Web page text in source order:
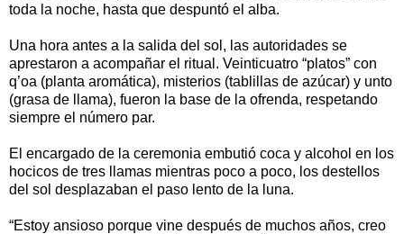
toda la noche, hasta que despuntó el alba.
Una hora antes a la salida del sol, las autoridades se
aprestaron a acompañar el ritual. Veinticuatro “platos” con
q’oa (planta aromática), misterios (tablillas de azúcar) y unto
(grasa de llama), fueron la base de la ofrenda, respetando
siempre el número par.
El encargado de la ceremonia embutió coca y alcohol en los
hocicos de tres llamas mientras poco a poco, los destellos
del sol desplazaban el paso lento de la luna.
“Estoy ansioso porque vine después de muchos años, creo